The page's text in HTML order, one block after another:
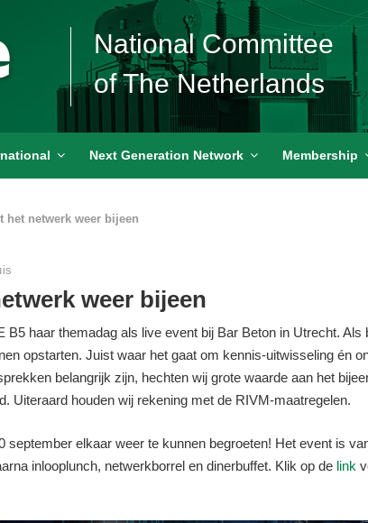
National Committee
of The Netherlands
Next Generation Network Membership
het netwerk weer bijeen
weer bijeen
haar themadag als live event bij Bar Beton in Utrecht. Als
opstarten. Juist waar het gaat om kennis-uitwisseling én
belangrijk zijn, hechten wij grote waarde aan het
Uiteraard houden wij rekening met de RIVM-maatregelen.
september elkaar weer te kunnen begroeten! Het event is
inlooplunch, netwerkborrel en dinerbuffet. Klik op delink